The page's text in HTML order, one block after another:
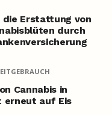
Erstattung von
durch
Cannabis in
erneut auf Eis